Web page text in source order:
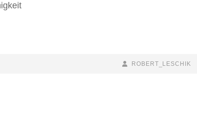
BY
BYLINE
ROBERT_LESCHIK